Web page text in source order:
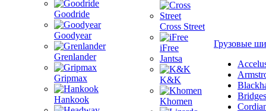
Goodride
Goodyear
Grenlander
Gripmax
Hankook
Cross Street
iFree
Jantsa
K&K
Khomen
Грузовые